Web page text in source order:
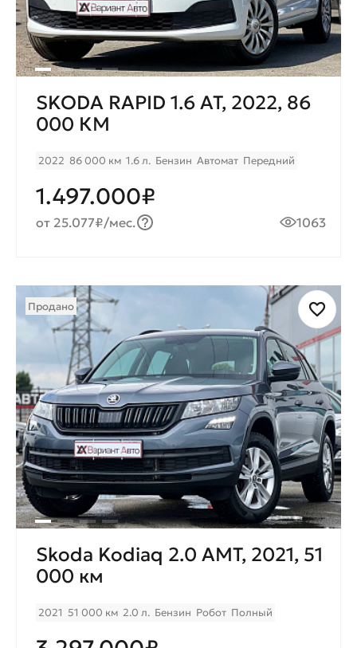
SKODA RAPID 1.6 AT, 2022, 86
000 КМ
2022 86 000 км 1.6 л. Бензин Автомат Передний
1.497.000₽
от 25.077₽/мес. 1063
Продано
Skoda Kodiaq 2.0 AMT, 2021, 51
000 км
2021 51 000 км 2.0 л. Бензин Робот Полный